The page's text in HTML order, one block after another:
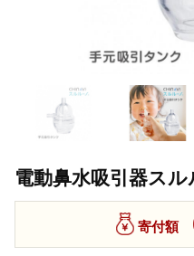
電動鼻水吸引器ス
寄付額